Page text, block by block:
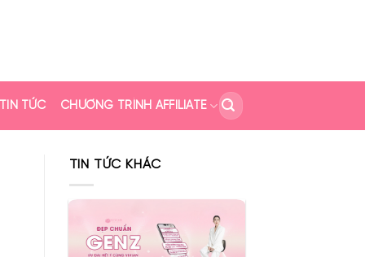
TIN TỨC CHƯƠNG TRÌNH AFFILIATE
TIN TỨC KHÁC